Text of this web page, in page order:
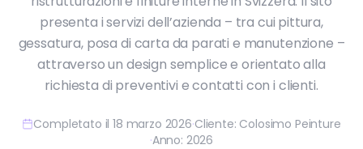
presenta i servizi dell’azienda – tra cui pittura,
gessatura, posa di carta da parati e manutenzione –
attraverso un design semplice e orientato alla
richiesta di preventivi e contatti con i clienti.
Completato il 18 marzo 2026·Cliente: Colosimo Peinture
·Anno: 2026